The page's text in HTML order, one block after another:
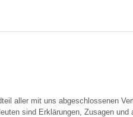
aller mit uns abgeschlossenen
sind Erklärungen, Zusagen und